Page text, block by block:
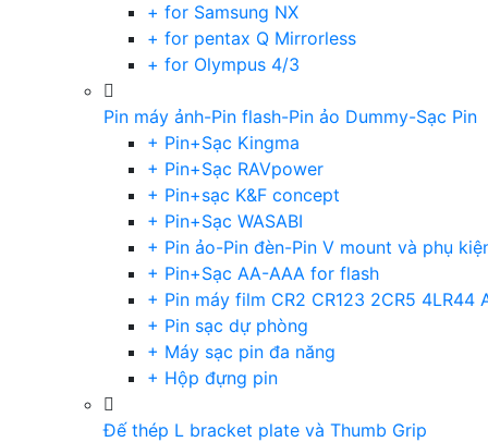
+ for Samsung NX
+ for pentax Q Mirrorless
+ for Olympus 4/3
Pin máy ảnh-Pin flash-Pin ảo Dummy-Sạc Pin
+ Pin+Sạc Kingma
+ Pin+Sạc RAVpower
+ Pin+sạc K&F concept
+ Pin+Sạc WASABI
+ Pin ảo-Pin đèn-Pin V mount và phụ
+ Pin+Sạc AA-AAA for flash
+ Pin máy film CR2 CR123 2CR5 4LR44
+ Pin sạc dự phòng
+ Máy sạc pin đa năng
+ Hộp đựng pin
Đế thép L bracket plate và Thumb Grip